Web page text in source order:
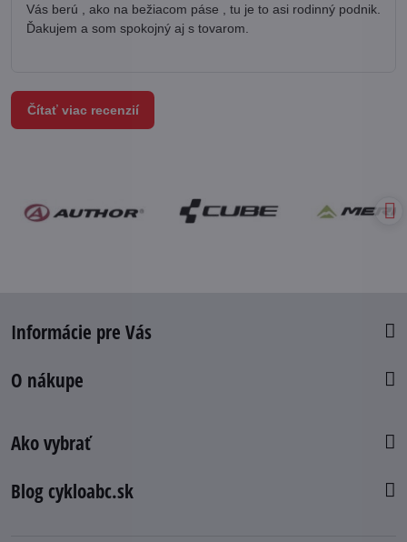
Vás berú , ako na bežiacom páse , tu je to asi rodinný podnik.
Ďakujem a som spokojný aj s tovarom.
Čítať viac recenzií
Informácie pre Vás
O nákupe
Ako vybrať
Blog cykloabc.sk